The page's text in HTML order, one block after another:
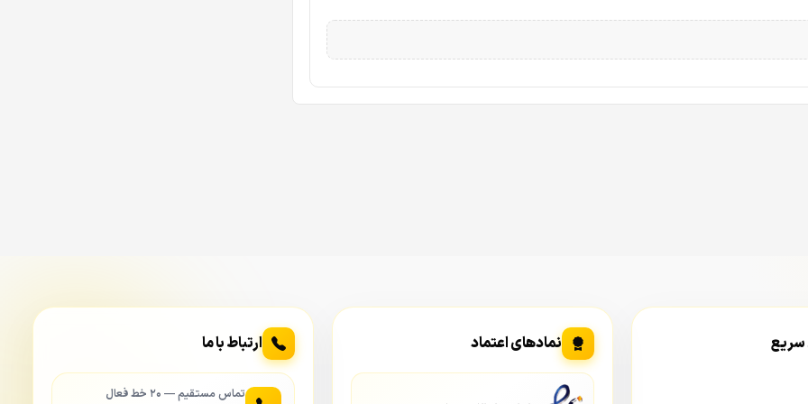
از فاصله دور دارید، لنز ۶ میلی‌متر گزینه‌ی ایده‌آل است.
سریع نمادهای اعتماد ارتباط با ما
تماس مستقیم — ۲۰ خط فعال